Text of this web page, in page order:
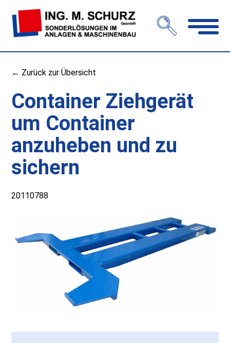
← Zurück zur Übersicht
Container Ziehgerät
um Container
anzuheben und zu
sichern
20110788